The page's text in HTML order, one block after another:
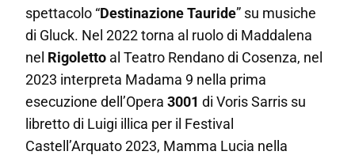
spettacolo “Destinazione Tauride” su musiche
di Gluck. Nel 2022 torna al ruolo di Maddalena
nel Rigoletto al Teatro Rendano di Cosenza, nel
2023 interpreta Madama 9 nella prima
esecuzione dell’Opera 3001 di Voris Sarris su
libretto di Luigi illica per il Festival
Castell’Arquato 2023, Mamma Lucia nella